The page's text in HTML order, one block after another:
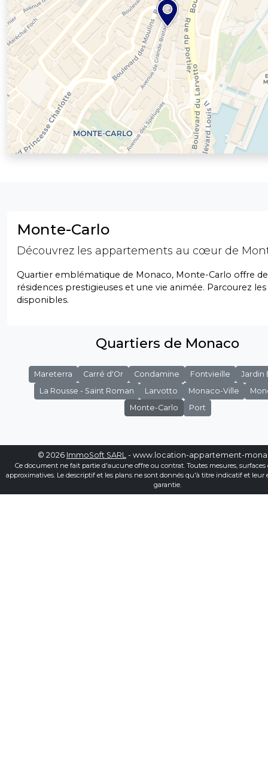
Monte-Carlo
Découvrez les appartements au cœur de
Quartier emblématique de Monaco, Monte-Carlo offre
résidences prestigieuses et une vie animée. Parcourez
disponibles.
Quartiers de Monaco
Mareterra Carré d'Or Condamine Fontvieille
Jardin
La Rousse - Saint Roman
Larvotto Monaco-Ville
Monte-Carlo
Port
© 2026 ImmoSoft SARL - www.location-appartement-
Ce document ne fait partie d'aucune offre ou contrat. Toutes mesures, surfaces
approximatives. Le descriptif et les plans ne sont donnés qu'à titre indicatif et leur
garantie.